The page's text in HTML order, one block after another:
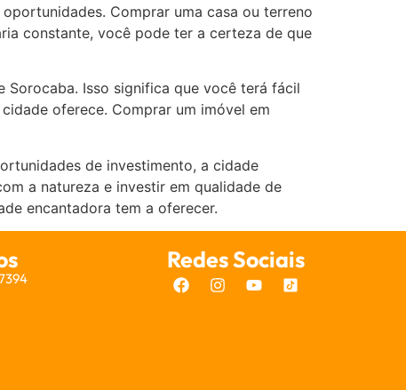
Comprar uma casa ou terreno
constante, você pode ter a certeza de que
Sorocaba. Isso significa que você terá fácil
oferece. Comprar um imóvel em
de investimento, a cidade
a natureza e investir em qualidade de
encantadora tem a oferecer.
Redes Sociais